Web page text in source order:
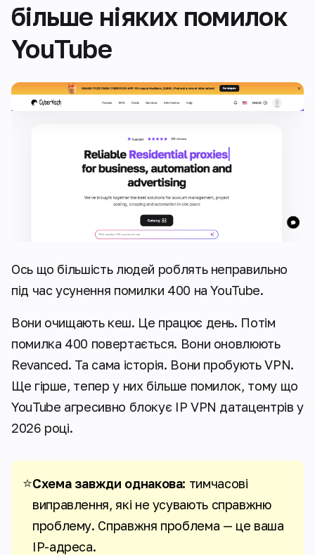
більше ніяких помилок
YouTube
Ось що більшість людей роблять неправильно
під час усунення помилки 400 на YouTube.
Вони очищають кеш. Це працює день. Потім
помилка 400 повертається. Вони оновлюють
Revanced. Та сама історія. Вони пробують VPN.
Ще гірше, тепер у них більше помилок, тому що
YouTube агресивно блокує IP VPN датацентрів у
2026 році.
⭐Схема завжди однакова: тимчасові
виправлення, які не усувають справжню
проблему. Справжня проблема — це ваша
IP-адреса.